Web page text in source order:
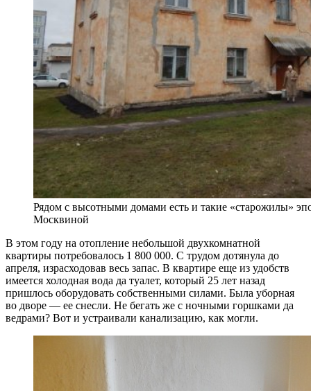
Рядом с высотными домами есть и такие «старожилы»
Москвиной
В этом году на отопление небольшой двухкомнатной
квартиры потребовалось 1 800 000. С трудом дотянула до
апреля, израсходовав весь запас. В квартире еще из удобств
имеется холодная вода да туалет, который 25 лет назад
пришлось оборудовать собственными силами. Была уборная
во дворе — ее снесли. Не бегать же с ночными горшками да
ведрами? Вот и устраивали канализацию, как могли.